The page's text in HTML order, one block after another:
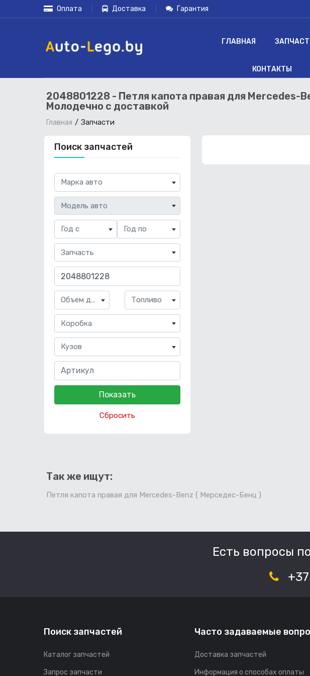
Оплата Доставка Гарантия
ГЛАВНАЯ
КОНТАКТЫ
2048801228 - Петля капота правая для Mercedes-
Молодечно с доставкой
Главная Запчасти
Поиск запчастей
Марка авто
Модель авто
Год с Год по
Запчасть
Объем двигателя Топливо
Коробка
Кузов
Сбросить
Так же ищут:
Петля капота правая для Mercedes-Benz ( Мерседес-Бенц )
Есть вопросы
Поиск запчастей
Каталог запчастей
Запрос запчасти
Часто задаваемые
Доставка запчастей
Информация о способах оплаты